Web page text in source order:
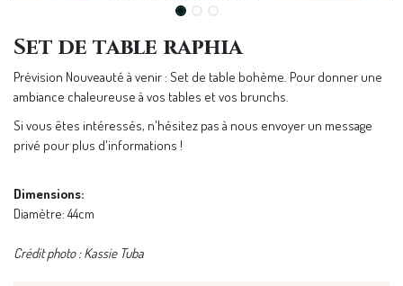
Set de table raphia
Prévision Nouveauté à venir : Set de table bohème. Pour donner une
ambiance chaleureuse à vos tables et vos brunchs.
Si vous êtes intéressés, n'hésitez pas à nous envoyer un message
privé pour plus d'informations !
Dimensions:
Diamètre: 44cm
Crédit photo : Kassie Tuba